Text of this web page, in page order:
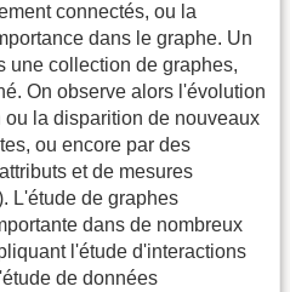
connectés, ou la
dans le graphe. Un
une collection de graphes,
On observe alors l'évolution
la disparition de nouveaux
ou encore par des
et de mesures
L'étude de graphes
dans de nombreux
l'étude d'interactions
de données